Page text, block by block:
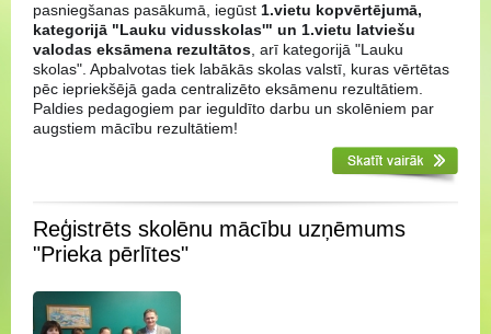
pasniegšanas pasākumā, iegūst 1.vietu kopvērtējumā,
kategorijā "Lauku vidusskolas'" un 1.vietu latviešu
valodas eksāmena rezultātos , arī kategorijā "Lauku
skolas". Apbalvotas tiek labākās skolas valstī, kuras vērtētas
pēc iepriekšējā gada centralizēto eksāmenu rezultātiem.
Paldies pedagogiem par ieguldīto darbu un skolēniem par
augstiem mācību rezultātiem!
Reģistrēts skolēnu mācību uzņēmums
"Prieka pērlītes"